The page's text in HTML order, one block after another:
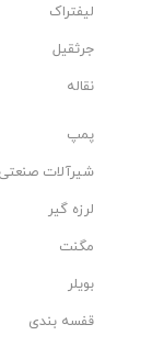
همراه (خط یک): 09120184102
🔷توجه این
تامین می شود.
لیفتراک
جرثقیل
نقاله
پمپ
شیرآلات صنعتی
لرزه گیر
مگنت
بویلر
قفسه بندی